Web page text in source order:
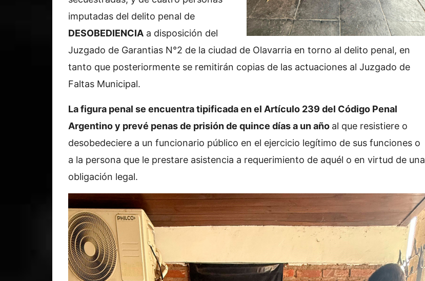
imputadas del delito penal de
DESOBEDIENCIA a disposición del
Juzgado de Garantias N°2 de la ciudad de Olavarria en torno al delito penal, en
tanto que posteriormente se remitirán copias de las actuaciones al Juzgado de
Faltas Municipal.
La figura penal se encuentra tipificada en el Artículo 239 del Código Penal
Argentino y prevé penas de prisión de quince días a un año al que resistiere o
desobedeciere a un funcionario público en el ejercicio legítimo de sus funciones o
a la persona que le prestare asistencia a requerimiento de aquél o en virtud de una
obligación legal.